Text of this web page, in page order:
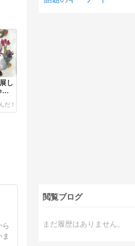
し
社
ら
閲覧ブログ
まだ履歴はありません。